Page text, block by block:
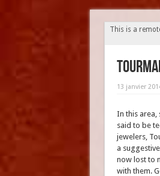
This is a
13 janvier
In this area,
said to be
jewelers,
a
now lost to
with them.